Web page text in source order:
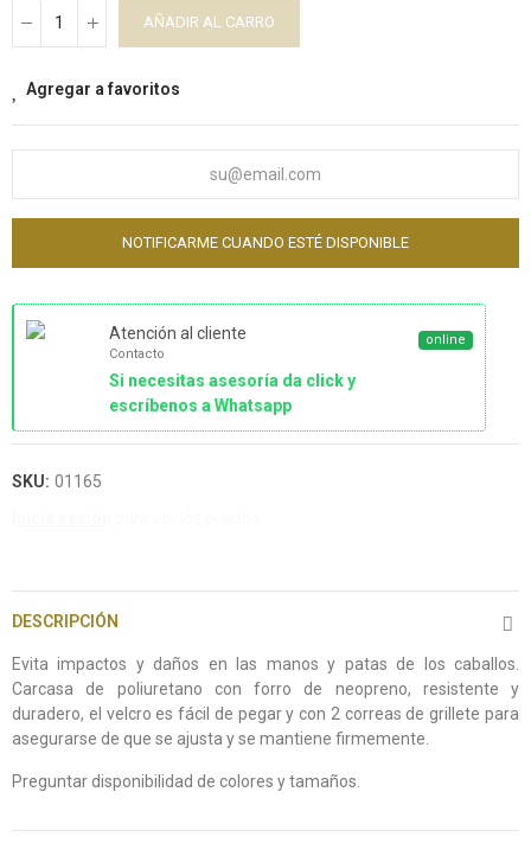
AÑADIR AL CARRO
Agregar a favoritos
NOTIFICARME CUANDO ESTÉ DISPONIBLE
Atención al cliente
Contacto
Si necesitas asesoría da click y
escríbenos a Whatsapp
online
SKU: 01165
DESCRIPCIÓN
Evita impactos y daños en las manos y patas de los caballos.
Carcasa de poliuretano con forro de neopreno, resistente y
duradero, el velcro es fácil de pegar y con 2 correas de grillete para
asegurarse de que se ajusta y se mantiene firmemente.
Preguntar disponibilidad de colores y tamaños.